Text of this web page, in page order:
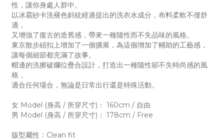
性，讓你身處人群中。
以冰霜紗卡洗褪色斜紋經過提出的洗衣水成分，布料柔軟不僅舒
適，
又增強了復古的造舊感，帶來一種隨性而不失品味的風格。
東京散步紐扣上增加了一個擴展，為這個增加了輔助的工藝感，
讓每個細節都充滿了故事。
帽邊的洗擦破爛位疊合設計，打造出一種隨性卻不失時尚感的風
格，
適合任何場合，無論是日常出行還是特殊活動。
女 Model (身高 / 所穿尺寸)： 160cm / 自由
男 Model (身高 / 所穿尺寸)： 178cm / Free
版型屬性：Clean fit